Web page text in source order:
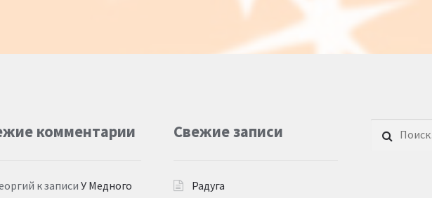
комментарии
к записи У Медного
Свежие записи
Радуга
Найти: